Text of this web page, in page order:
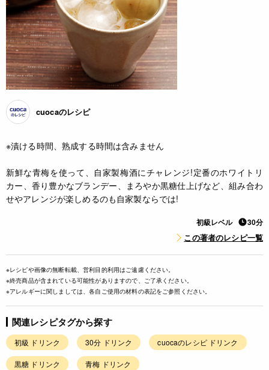
cuocaのレシピ
※漬ける時間、熟成する時間は含みません
新鮮な青梅を使って、自家製梅酒にチャレンジ!定番のホワイトリ
カー、香り豊かなブランデー、まろやか黒糖仕上げなど、組み合わ
せやアレンジが楽しめるのも自家製ならでは!
初級レベル 30分
この著者のレシピ一覧
※レシピや画像の無断転載、営利目的利用はご遠慮ください。
※終売商品が含まれている可能性がありますので、ご了承ください。
※アレルギーに関しましては、各自ご使用の材料の表記をご参照ください。
関連レシピタグから探す
初級 ドリンク 30分 ドリンク cuocaのレシピ ドリンク
黒糖 ドリンク 青梅 ドリンク